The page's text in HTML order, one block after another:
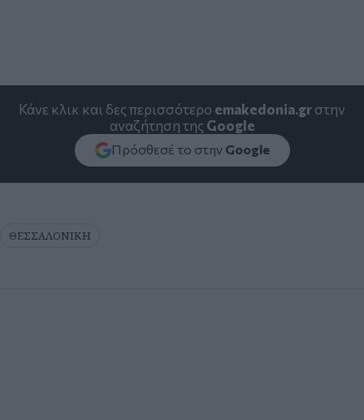
Κάνε κλικ και δες περισσότερο emakedonia.grστην
αναζήτηση της Google
Πρόσθεσέ το στην Google
ΘΕΣΣΑΛΟΝΙΚΗ